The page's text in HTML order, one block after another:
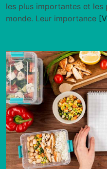
les plus importantes et les
monde. Leur importance